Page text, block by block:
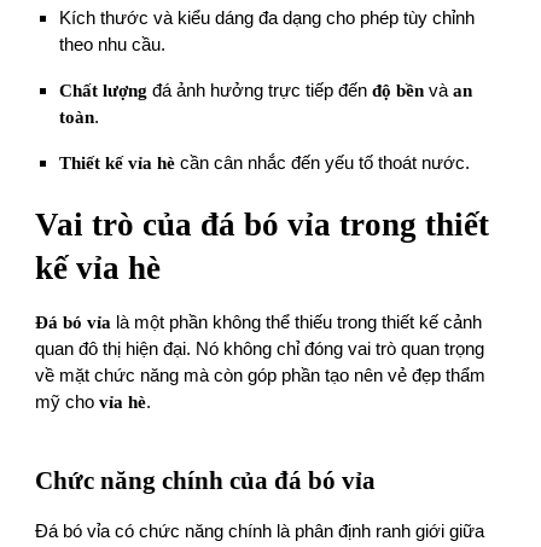
Kích thước và kiểu dáng đa dạng cho phép tùy chỉnh
theo nhu cầu.
Chất lượng đá ảnh hưởng trực tiếp đếnđộ bền vàan
toàn.
Thiết kế vỉa hè cần cân nhắc đến yếu tố thoát nước.
Vai trò của đá bó vỉa trong thiết
kế vỉa hè
Đá bó vỉa là một phần không thể thiếu trong thiết kế cảnh
quan đô thị hiện đại. Nó không chỉ đóng vai trò quan trọng
về mặt chức năng mà còn góp phần tạo nên vẻ đẹp thẩm
mỹ chovỉa hè.
Chức năng chính của đá bó vỉa
Đá bó vỉa có chức năng chính là phân định ranh giới giữa